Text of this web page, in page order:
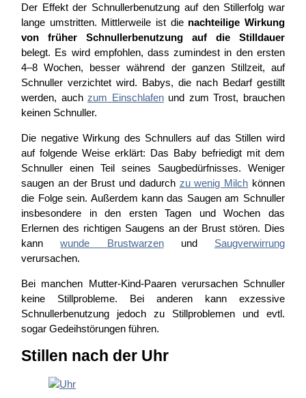
Der Effekt der Schnullerbenutzung auf den Stillerfolg war
lange umstritten. Mittlerweile ist die nachteilige Wirkung
von früher Schnullerbenutzung auf die Stilldauer
belegt. Es wird empfohlen, dass zumindest in den ersten
4–8 Wochen, besser während der ganzen Stillzeit, auf
Schnuller verzichtet wird. Babys, die nach Bedarf gestillt
werden, auchzum Einschlafenund zum Trost, brauchen
keinen Schnuller.
Die negative Wirkung des Schnullers auf das Stillen wird
auf folgende Weise erklärt: Das Baby befriedigt mit dem
Schnuller einen Teil seines Saugbedürfnisses. Weniger
saugen an der Brust und dadurch zu wenig Milch können
die Folge sein. Außerdem kann das Saugen am Schnuller
insbesondere in den ersten Tagen und Wochen das
Erlernen des richtigen Saugens an der Brust stören. Dies
kannwunde Brustwarzenund Saugverwirrung
verursachen.
Bei manchen Mutter-Kind-Paaren verursachen Schnuller
keine Stillprobleme. Bei anderen kann exzessive
Schnullerbenutzung jedoch zu Stillproblemen und evtl.
sogar Gedeihstörungen führen.
Stillen nach der Uhr